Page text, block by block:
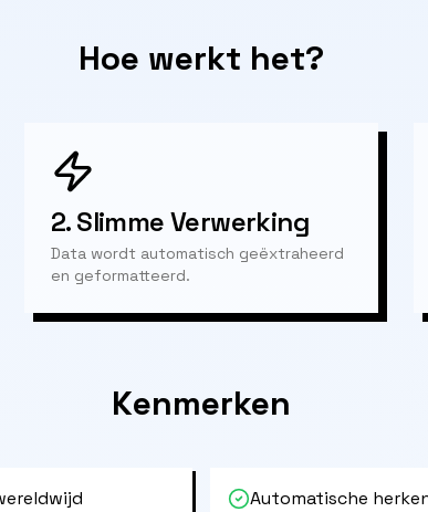
Hoe werkt het?
2.Slimme Verwerking
Data wordt automatisch geëxtraheerd
en geformatteerd.
Kenmerken
Automatische